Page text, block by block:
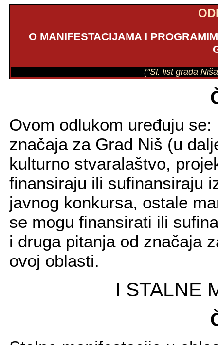
O MANIFESTACIJAMA I
("Sl. list grada
Ovom odlukom uređuju
značaja za Grad Niš (u
kulturno stvaralaštvo,
finansiraju ili sufinansiraju
javnog konkursa, ostale
se mogu finansirati ili
i druga pitanja od značaja
ovoj oblasti.
I STALNE